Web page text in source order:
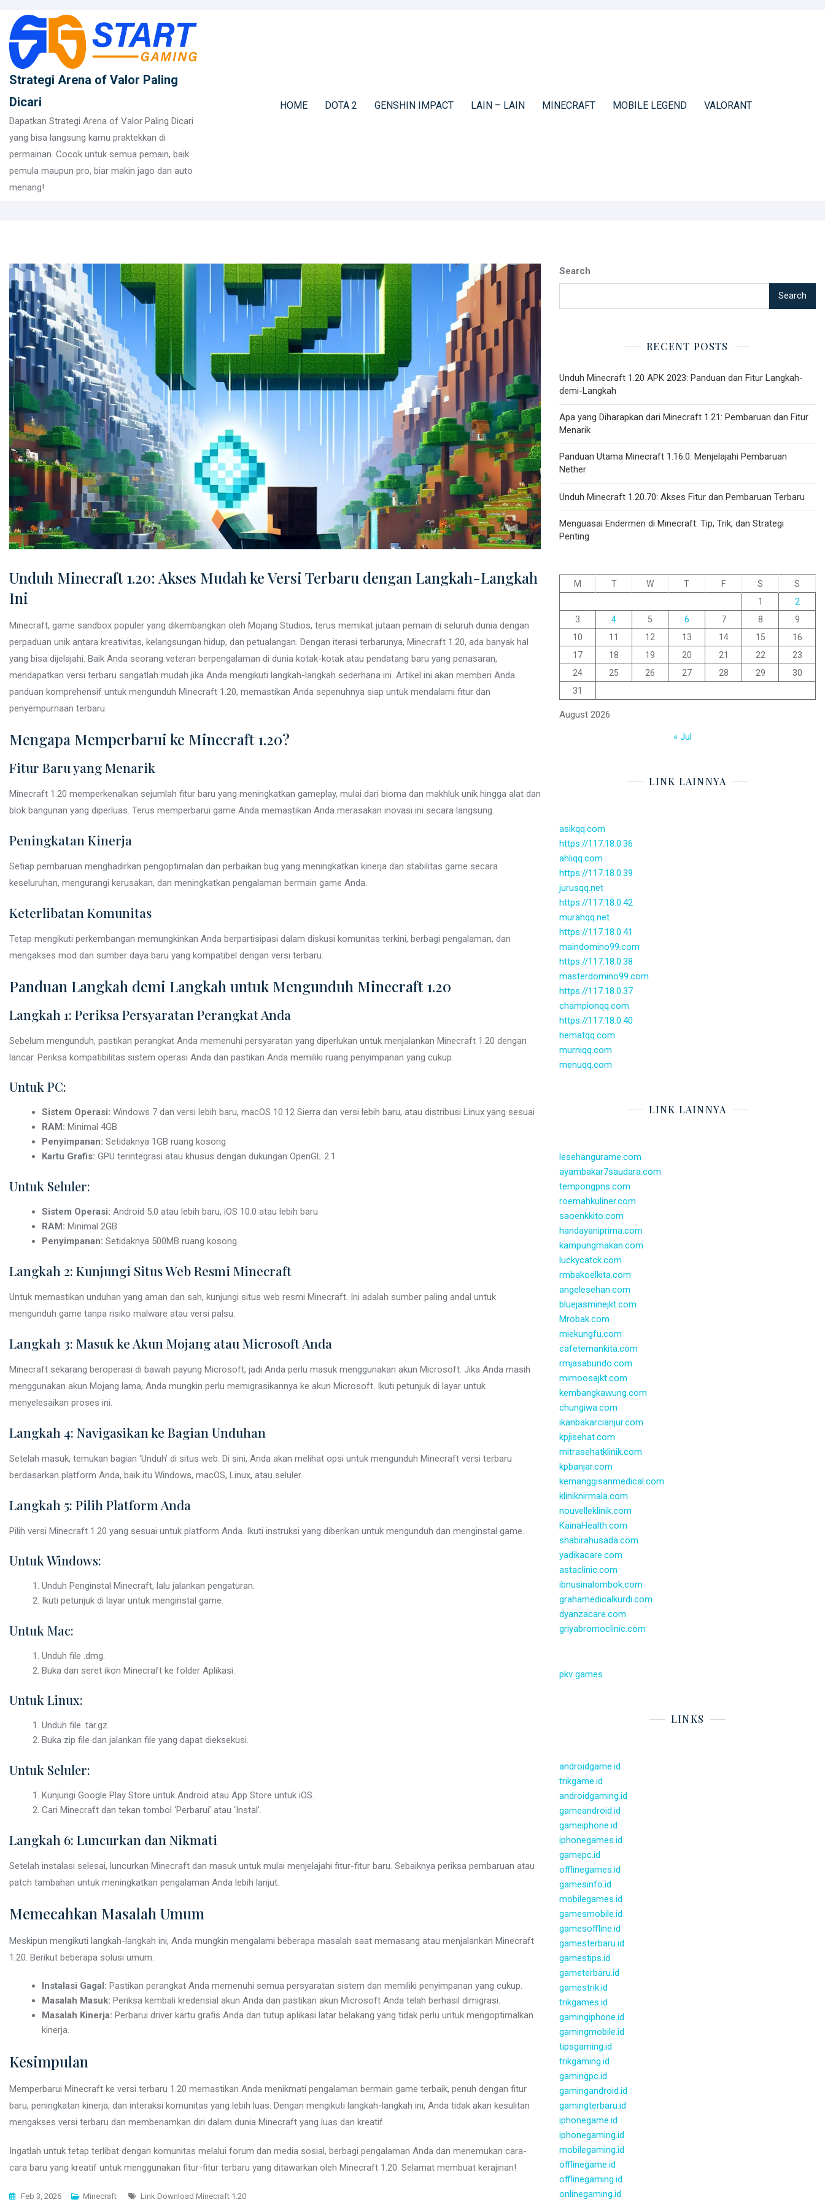
content
Strategi Arena of Valor Paling
Dicari
Dapatkan Strategi Arena of Valor Paling Dicari
yang bisa langsung kamu praktekkan di
permainan. Cocok untuk semua pemain, baik
pemula maupun pro, biar makin jago dan auto
menang!
HOME DOTA 2 GENSHIN IMPACT LAIN – LAIN MINECRAFT MOBILE LEGEND VALORANT
Unduh Minecraft 1.20: Akses Mudah ke Versi Terbaru dengan Langkah-Langkah
Ini
Minecraft, game sandbox populer yang dikembangkan oleh Mojang Studios, terus memikat jutaan pemain di seluruh dunia dengan
perpaduan unik antara kreativitas, kelangsungan hidup, dan petualangan. Dengan iterasi terbarunya, Minecraft 1.20, ada banyak hal
yang bisa dijelajahi. Baik Anda seorang veteran berpengalaman di dunia kotak-kotak atau pendatang baru yang penasaran,
mendapatkan versi terbaru sangatlah mudah jika Anda mengikuti langkah-langkah sederhana ini. Artikel ini akan memberi Anda
panduan komprehensif untuk mengunduh Minecraft 1.20, memastikan Anda sepenuhnya siap untuk mendalami fitur dan
penyempurnaan terbaru.
Mengapa Memperbarui ke Minecraft 1.20?
Fitur Baru yang Menarik
Minecraft 1.20 memperkenalkan sejumlah fitur baru yang meningkatkan gameplay, mulai dari bioma dan makhluk unik hingga alat dan
blok bangunan yang diperluas. Terus memperbarui game Anda memastikan Anda merasakan inovasi ini secara langsung.
Peningkatan Kinerja
Setiap pembaruan menghadirkan pengoptimalan dan perbaikan bug yang meningkatkan kinerja dan stabilitas game secara
keseluruhan, mengurangi kerusakan, dan meningkatkan pengalaman bermain game Anda.
Keterlibatan Komunitas
Tetap mengikuti perkembangan memungkinkan Anda berpartisipasi dalam diskusi komunitas terkini, berbagi pengalaman, dan
mengakses mod dan sumber daya baru yang kompatibel dengan versi terbaru.
Panduan Langkah demi Langkah untuk Mengunduh Minecraft 1.20
Langkah 1: Periksa Persyaratan Perangkat Anda
Sebelum mengunduh, pastikan perangkat Anda memenuhi persyaratan yang diperlukan untuk menjalankan Minecraft 1.20 dengan
lancar. Periksa kompatibilitas sistem operasi Anda dan pastikan Anda memiliki ruang penyimpanan yang cukup.
Untuk PC:
Sistem Operasi: Windows 7 dan versi lebih baru, macOS 10.12 Sierra dan versi lebih baru, atau distribusi Linux yang sesuai
RAM: Minimal 4GB
Penyimpanan: Setidaknya 1GB ruang kosong
Kartu Grafis: GPU terintegrasi atau khusus dengan dukungan OpenGL 2.1
Untuk Seluler:
Sistem Operasi: Android 5.0 atau lebih baru, iOS 10.0 atau lebih baru
RAM: Minimal 2GB
Penyimpanan: Setidaknya 500MB ruang kosong
Langkah 2: Kunjungi Situs Web Resmi Minecraft
Untuk memastikan unduhan yang aman dan sah, kunjungi situs web resmi Minecraft. Ini adalah sumber paling andal untuk
mengunduh game tanpa risiko malware atau versi palsu.
Langkah 3: Masuk ke Akun Mojang atau Microsoft Anda
Minecraft sekarang beroperasi di bawah payung Microsoft, jadi Anda perlu masuk menggunakan akun Microsoft. Jika Anda masih
menggunakan akun Mojang lama, Anda mungkin perlu memigrasikannya ke akun Microsoft. Ikuti petunjuk di layar untuk
menyelesaikan proses ini.
Langkah 4: Navigasikan ke Bagian Unduhan
Setelah masuk, temukan bagian ‘Unduh’ di situs web. Di sini, Anda akan melihat opsi untuk mengunduh Minecraft versi terbaru
berdasarkan platform Anda, baik itu Windows, macOS, Linux, atau seluler.
Langkah 5: Pilih Platform Anda
Pilih versi Minecraft 1.20 yang sesuai untuk platform Anda. Ikuti instruksi yang diberikan untuk mengunduh dan menginstal game.
Untuk Windows:
Unduh Penginstal Minecraft, lalu jalankan pengaturan.
Ikuti petunjuk di layar untuk menginstal game.
Untuk Mac:
Unduh file .dmg.
Buka dan seret ikon Minecraft ke folder Aplikasi.
Untuk Linux:
Unduh file .tar.gz.
Buka zip file dan jalankan file yang dapat dieksekusi.
Untuk Seluler:
Kunjungi Google Play Store untuk Android atau App Store untuk iOS.
Cari Minecraft dan tekan tombol ‘Perbarui’ atau ‘Instal’.
Langkah 6: Luncurkan dan Nikmati
Setelah instalasi selesai, luncurkan Minecraft dan masuk untuk mulai menjelajahi fitur-fitur baru. Sebaiknya periksa pembaruan atau
patch tambahan untuk meningkatkan pengalaman Anda lebih lanjut.
Memecahkan Masalah Umum
Meskipun mengikuti langkah-langkah ini, Anda mungkin mengalami beberapa masalah saat memasang atau menjalankan Minecraft
1.20. Berikut beberapa solusi umum:
Instalasi Gagal: Pastikan perangkat Anda memenuhi semua persyaratan sistem dan memiliki penyimpanan yang cukup.
Masalah Masuk: Periksa kembali kredensial akun Anda dan pastikan akun Microsoft Anda telah berhasil dimigrasi.
Masalah Kinerja: Perbarui driver kartu grafis Anda dan tutup aplikasi latar belakang yang tidak perlu untuk mengoptimalkan
kinerja.
Kesimpulan
Memperbarui Minecraft ke versi terbaru 1.20 memastikan Anda menikmati pengalaman bermain game terbaik, penuh dengan fitur
baru, peningkatan kinerja, dan interaksi komunitas yang lebih luas. Dengan mengikuti langkah-langkah ini, Anda tidak akan kesulitan
mengakses versi terbaru dan membenamkan diri dalam dunia Minecraft yang luas dan kreatif.
Ingatlah untuk tetap terlibat dengan komunitas melalui forum dan media sosial, berbagi pengalaman Anda dan menemukan cara-
cara baru yang kreatif untuk menggunakan fitur-fitur terbaru yang ditawarkan oleh Minecraft 1.20. Selamat membuat kerajinan!
Feb 3, 2026 Minecraft Tags
Link Download Minecraft 1.20
Search
Search
RECENT POSTS
Unduh Minecraft 1.20 APK 2023: Panduan dan Fitur Langkah-
demi-Langkah
Apa yang Diharapkan dari Minecraft 1.21: Pembaruan dan Fitur
Menarik
Panduan Utama Minecraft 1.16.0: Menjelajahi Pembaruan
Nether
Unduh Minecraft 1.20.70: Akses Fitur dan Pembaruan Terbaru
Menguasai Endermen di Minecraft: Tip, Trik, dan Strategi
Penting
August 2026
M T W T F S
S
1
2
3
4 5 6 7 8
9
10
11 12 13 14 15
16
17
18 19 20 21 22
23
24
25 26 27 28 29
30
31
« Jul
LINK LAINNYA
asikqq.com
https://117.18.0.36
ahliqq.com
https://117.18.0.39
jurusqq.net
https://117.18.0.42
murahqq.net
https://117.18.0.41
maindomino99.com
https://117.18.0.38
masterdomino99.com
https://117.18.0.37
championqq.com
https://117.18.0.40
hematqq.com
murniqq.com
menuqq.com
LINK LAINNYA
lesehangurame.com
ayambakar7saudara.com
tempongpns.com
roemahkuliner.com
saoenkkito.com
handayaniprima.com
kampungmakan.com
luckycatck.com
rmbakoelkita.com
angelesehan.com
bluejasminejkt.com
Mrobak.com
miekungfu.com
cafetemankita.com
rmjasabundo.com
mimoosajkt.com
kembangkawung.com
chungiwa.com
ikanbakarcianjur.com
kpjisehat.com
mitrasehatklinik.com
kpbanjar.com
kemanggisanmedical.com
kliniknirmala.com
nouvelleklinik.com
KainaHealth.com
shabirahusada.com
yadikacare.com
astaclinic.com
ibnusinalombok.com
grahamedicalkurdi.com
dyanzacare.com
griyabromoclinic.com
pkv games
LINKS
androidgame.id
trikgame.id
androidgaming.id
gameandroid.id
gameiphone.id
iphonegames.id
gamepc.id
offlinegames.id
gamesinfo.id
mobilegames.id
gamesmobile.id
gamesoffline.id
gamesterbaru.id
gamestips.id
gameterbaru.id
gamestrik.id
trikgames.id
gamingiphone.id
gamingmobile.id
tipsgaming.id
trikgaming.id
gamingpc.id
gamingandroid.id
gamingterbaru.id
iphonegame.id
iphonegaming.id
mobilegaming.id
offlinegame.id
offlinegaming.id
onlinegaming.id